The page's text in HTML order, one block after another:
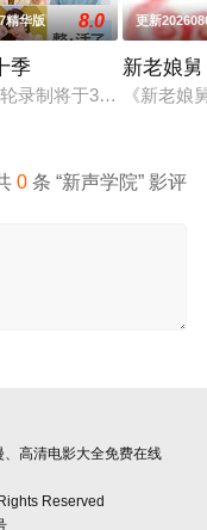
、高卿尘、李雅娟一
精华版 8.0
季
录制将于3月25-29日开
更新
新老娘舅
《新老
0 条 “新声学院” 影评
高清电影大全免费在线
Reserved